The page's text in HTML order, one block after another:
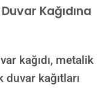
Kağıdına
kağıdı, metalik
kağıtları